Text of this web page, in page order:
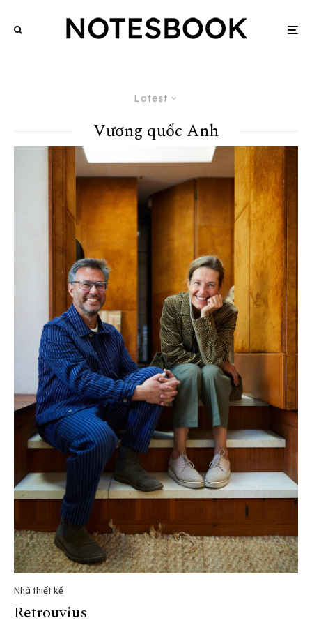
Latest
Vương quốc Anh
Nhà thiết kế
Retrouvius